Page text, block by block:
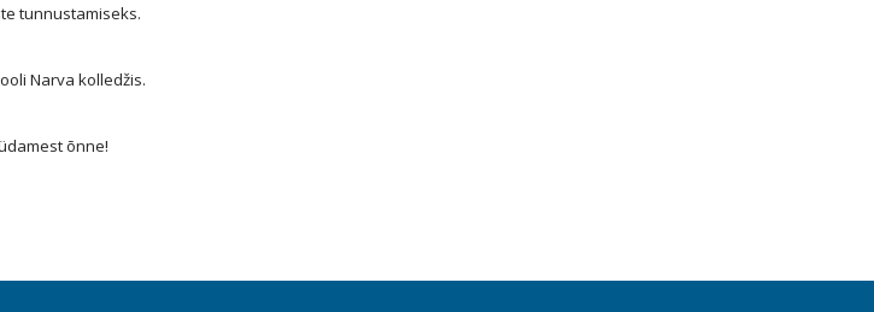
tunnustamiseks.
Narva kolledžis.
õnne!